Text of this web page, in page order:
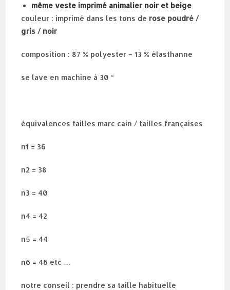
même veste imprimé animalier noir et beige
couleur : imprimé dans les tons de rose poudré /
gris / noir
composition : 87 % polyester – 13 % élasthanne
se lave en machine à 30 °
équivalences tailles marc cain / tailles françaises
n1 = 36
n2 = 38
n3 = 40
n4 = 42
n5 = 44
n6 = 46 etc …
notre conseil : prendre sa taille habituelle